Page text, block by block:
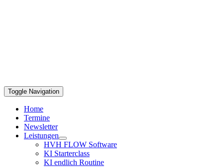
Toggle Navigation
Home
Termine
Newsletter
Leistungen
HVH FLOW Software
KI Starterclass
KI endlich Routine